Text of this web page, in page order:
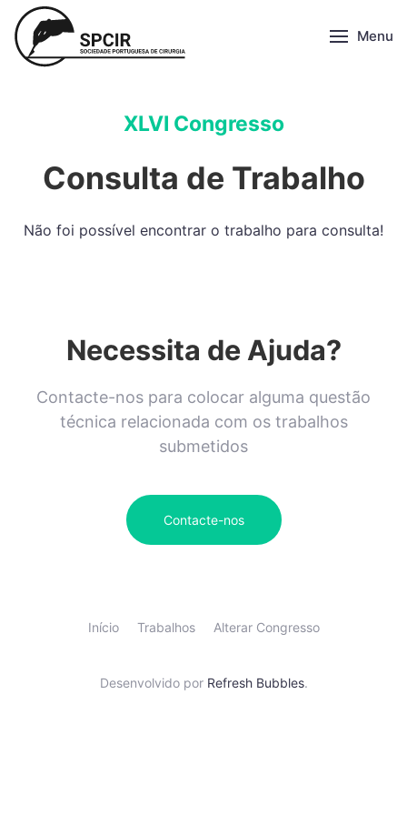
Menu
XLVI Congresso
Consulta de Trabalho
Não foi possível encontrar o trabalho para consulta!
Necessita de Ajuda?
Contacte-nos para colocar alguma questão
técnica relacionada com os trabalhos
submetidos
Contacte-nos
Início Trabalhos Alterar Congresso
Desenvolvido por Refresh Bubbles.